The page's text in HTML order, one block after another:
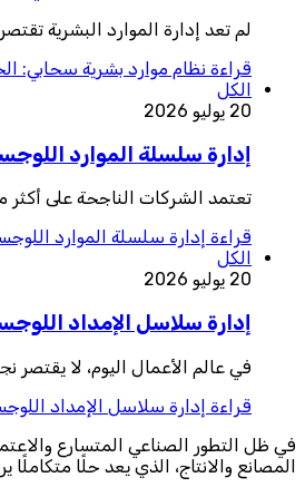
لم تعد إدارة الموارد البشرية
قراءة نظام موارد بشرية سحابي:
الكل
20 يوليو 2026
إدارة سلسلة الموارد
تعتمد الشركات الناجحة على
قراءة إدارة سلسلة الموارد
الكل
20 يوليو 2026
إدارة سلاسل الإمداد
في عالم الأعمال اليوم، لا يقتصر
قراءة إدارة سلاسل الإمداد
في ظل التطور الصناعي المتسارع
المصانع والانتاج، الذي يعد حلًا